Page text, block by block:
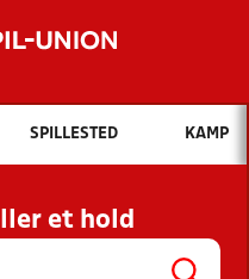
Hvad vil du søge efter?
OG NYHEDER
KLUBBER OG
SPILLESTED KAMP
et hold